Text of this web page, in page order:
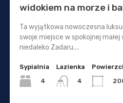
widokiem na morze i
Ta wyjątkowa nowoczesna
swoje miejsce w spokojnej małej
niedaleko Zadaru....
Sypialnia
4
Lazienka
4